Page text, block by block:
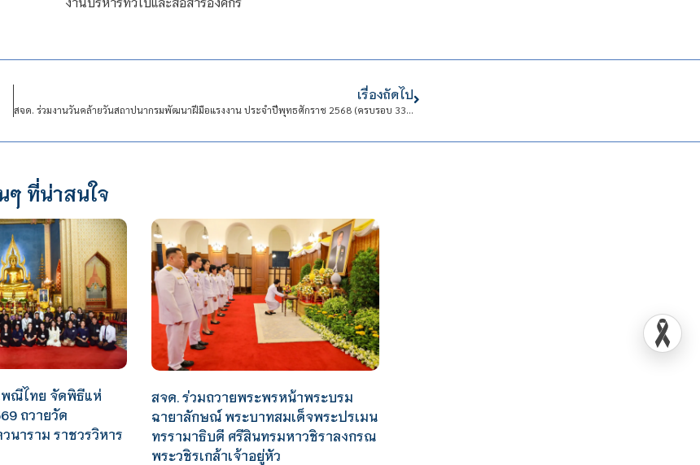
เรื่องถัดไป
สจด. ร่วมงานวันคล้ายวันสถาปนากรมพัฒนาฝีมือแรงงาน ประจำปีพุทธศักราช 2568 (ครบรอบ 33 ปี)
ๆ ที่น่าสนใจ
พณีไทย จัดพิธีแห่
ถวายวัด
าราม ราชวรวิหาร
สจด. ร่วมถวายพระพรหน้าพระบรม
ฉายาลักษณ์ พระบาทสมเด็จพระปรเมน
ทรรามาธิบดี ศรีสินทรมหาวชิราลงกรณ
พระวชิรเกล้าเจ้าอยู่หัว